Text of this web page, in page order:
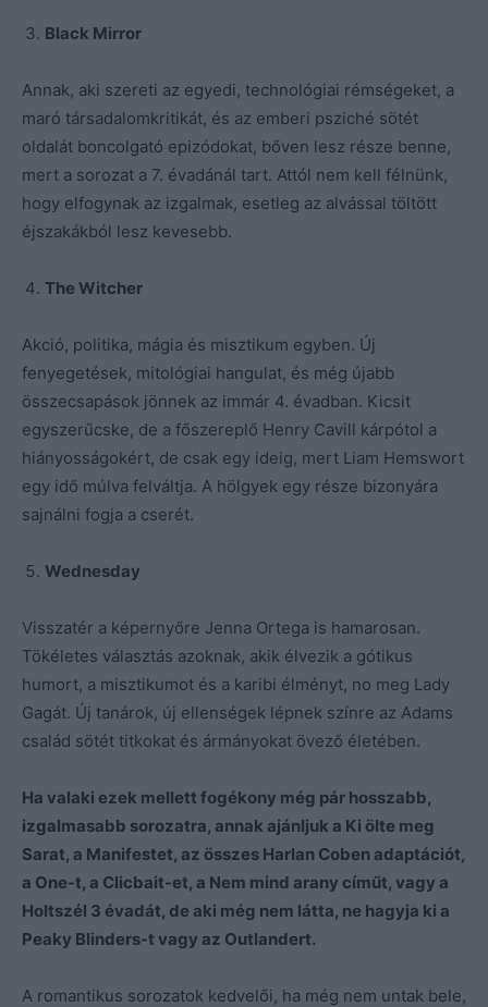
Black Mirror
Annak, aki szereti az egyedi, technológiai rémségeket, a
maró társadalomkritikát, és az emberi psziché sötét
oldalát boncolgató epizódokat, bőven lesz része benne,
mert a sorozat a 7. évadánál tart. Attól nem kell félnünk,
hogy elfogynak az izgalmak, esetleg az alvással töltött
éjszakákból lesz kevesebb.
The Witcher
Akció, politika, mágia és misztikum egyben. Új
fenyegetések, mitológiai hangulat, és még újabb
összecsapások jönnek az immár 4. évadban. Kicsit
egyszerűcske, de a főszereplő Henry Cavill kárpótol a
hiányosságokért, de csak egy ideig, mert Liam Hemswort
egy idő múlva felváltja. A hölgyek egy része bizonyára
sajnálni fogja a cserét.
Wednesday
Visszatér a képernyőre Jenna Ortega is hamarosan.
Tökéletes választás azoknak, akik élvezik a gótikus
humort, a misztikumot és a karibi élményt, no meg Lady
Gagát. Új tanárok, új ellenségek lépnek színre az Adams
család sötét titkokat és ármányokat övező életében.
Ha valaki ezek mellett fogékony még pár hosszabb,
izgalmasabb sorozatra, annak ajánljuk a Ki ölte meg
Sarat, a Manifestet, az összes Harlan Coben adaptációt,
a One-t, a Clicbait-et, a Nem mind arany címűt, vagy a
Holtszél 3 évadát, de aki még nem látta, ne hagyja ki a
Peaky Blinders-t vagy az Outlandert.
A romantikus sorozatok kedvelői, ha még nem untak bele,